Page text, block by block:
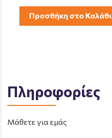
Προσθήκη στο Καλάθι
Πληροφορίες
Μάθετε για εμάς